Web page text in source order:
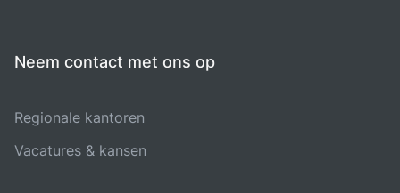
Neem contact met ons op
Regionale kantoren
Vacatures & kansen